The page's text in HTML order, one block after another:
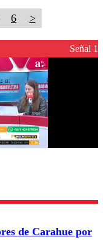
6 >
Señal 1
de Carahue por